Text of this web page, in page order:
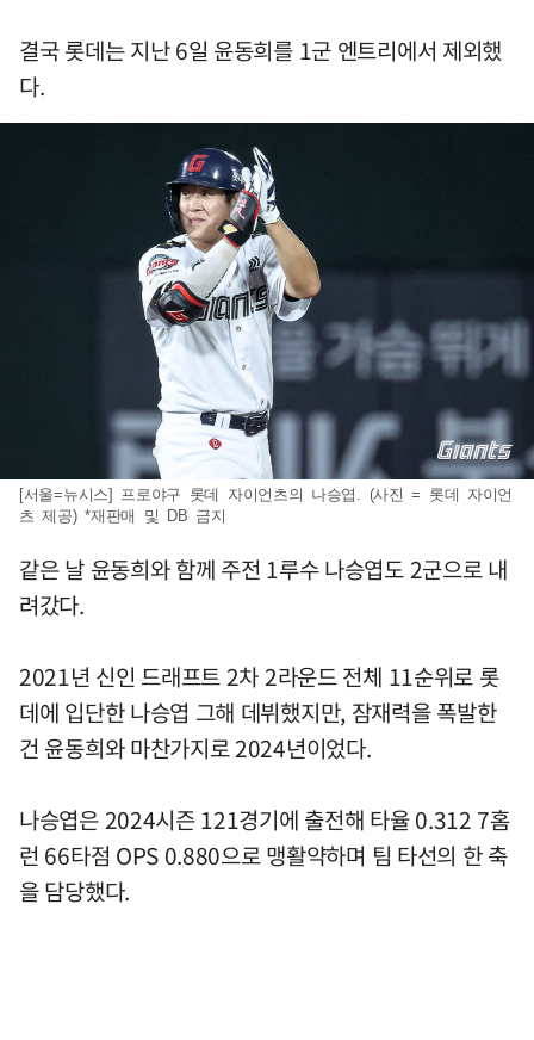
결국 롯데는 지난 6일 윤동희를 1군 엔트리에서 제외했
다.
[서울=뉴시스] 프로야구 롯데 자이언츠의 나승엽. (사진 = 롯데 자이언
츠 제공) *재판매 및 DB 금지
같은 날 윤동희와 함께 주전 1루수 나승엽도 2군으로 내
려갔다.
2021년 신인 드래프트 2차 2라운드 전체 11순위로 롯
데에 입단한 나승엽 그해 데뷔했지만, 잠재력을 폭발한
건 윤동희와 마찬가지로 2024년이었다.
나승엽은 2024시즌 121경기에 출전해 타율 0.312 7홈
런 66타점 OPS 0.880으로 맹활약하며 팀 타선의 한 축
을 담당했다.